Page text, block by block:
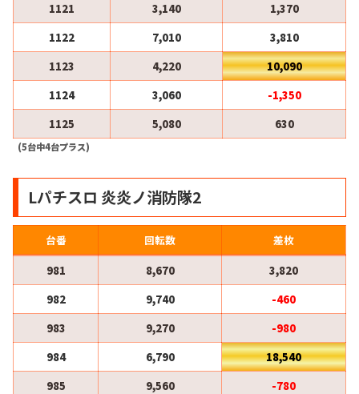
1121
3,140
1,370
1122
7,010
3,810
1123
4,220
10,090
1124
3,060
-1,350
1125
5,080 630
(5台中4台プラス)
Lパチスロ 炎炎ノ消防隊2
台番 回転数
差枚
981
8,670
3,820
982
9,740
-460
983
9,270
-980
984
6,790
18,540
985
9,560
-780